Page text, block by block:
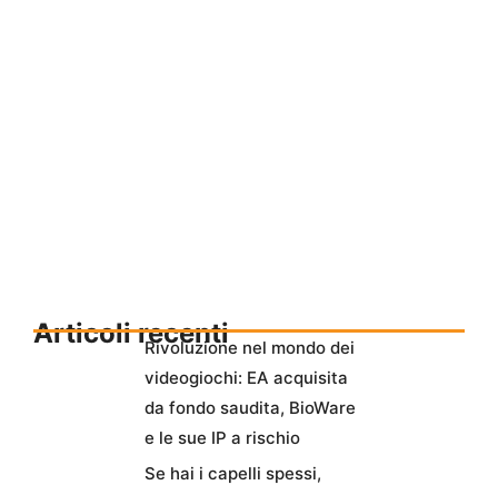
Articoli recentiRivoluzione nel mondo dei
videogiochi: EA acquisita
da fondo saudita, BioWare
e le sue IP a rischio
Se hai i capelli spessi,